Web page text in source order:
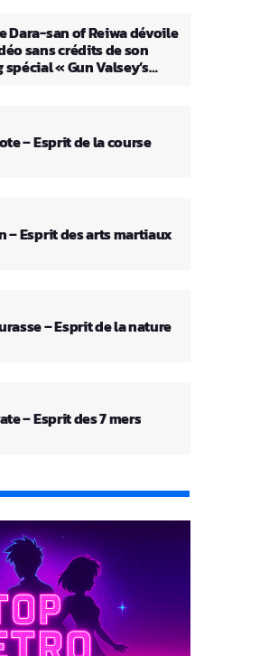
Dara-san of Reiwa dévoile
sans crédits de son
« Gun Valsey’s
– Esprit de la course
– Esprit des arts martiaux
– Esprit de la nature
– Esprit des 7 mers